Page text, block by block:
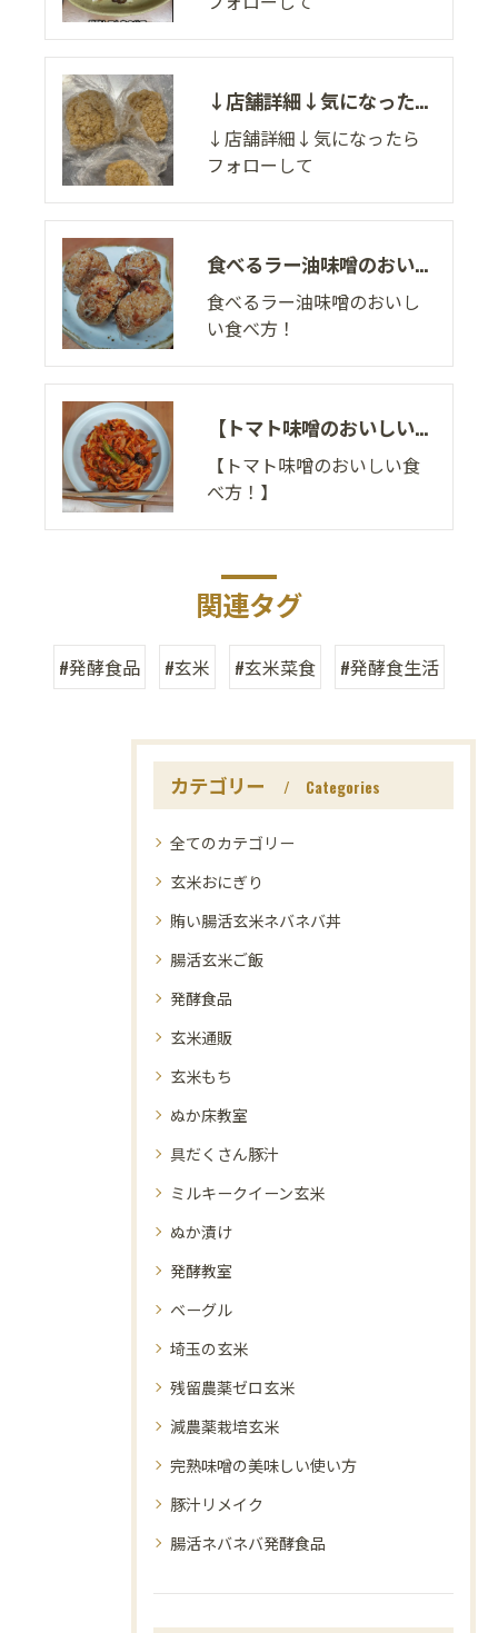
↓店舗詳細↓気になったらフォローして
↓店舗詳細↓気になったら
フォローして
食べるラー油味噌のおいしい食べ方！
食べるラー油味噌のおいし
い食べ方！
【トマト味噌のおいしい食べ方！】
【トマト味噌のおいしい食
べ方！】
関連タグ
#発酵食品 #玄米 #玄米菜食 #発酵食生活
カテゴリー Categories
全てのカテゴリー
玄米おにぎり
賄い腸活玄米ネバネバ丼
腸活玄米ご飯
発酵食品
玄米通販
玄米もち
ぬか床教室
具だくさん豚汁
ミルキークイーン玄米
ぬか漬け
発酵教室
ベーグル
埼玉の玄米
残留農薬ゼロ玄米
減農薬栽培玄米
完熟味噌の美味しい使い方
豚汁リメイク
腸活ネバネバ発酵食品